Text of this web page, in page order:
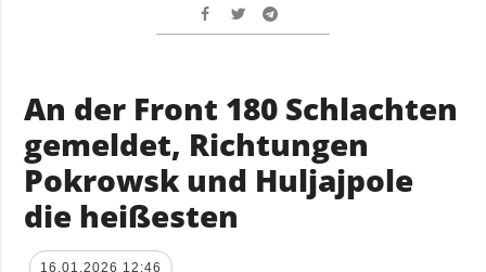
An der Front 180 Schlachten
gemeldet, Richtungen
Pokrowsk und Huljajpole
die heißesten
16.01.2026 12:46